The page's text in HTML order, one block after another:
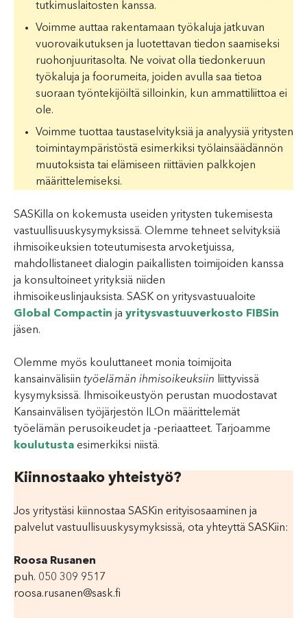
tutkimuslaitosten kanssa.
Voimme auttaa rakentamaan työkaluja jatkuvan
vuorovaikutuksen ja luotettavan tiedon saamiseksi
ruohonjuuritasolta. Ne voivat olla tiedonkeruun
työkaluja ja foorumeita, joiden avulla saa tietoa
suoraan työntekijöiltä silloinkin, kun ammattiliittoa ei
ole.
Voimme tuottaa taustaselvityksiä ja analyysiä yritysten
toimintaympäristöstä esimerkiksi työlainsäädännön
muutoksista tai elämiseen riittävien palkkojen
määrittelemiseksi.
SASKilla on kokemusta useiden yritysten tukemisesta
vastuullisuuskysymyksissä. Olemme tehneet selvityksiä
ihmisoikeuksien toteutumisesta arvoketjuissa,
mahdollistaneet dialogin paikallisten toimijoiden kanssa
ja konsultoineet yrityksiä niiden
ihmisoikeuslinjauksista. SASK on yritysvastuualoite
Global Compactin ja yritysvastuuverkosto FIBSin
jäsen.
Olemme myös kouluttaneet monia toimijoita
kansainvälisiin työelämän ihmisoikeuksiin liittyvissä
kysymyksissä. Ihmisoikeustyön perustan muodostavat
Kansainvälisen työjärjestön ILOn määrittelemät
työelämän perusoikeudet ja -periaatteet. Tarjoamme
koulutusta esimerkiksi niistä.
Kiinnostaako yhteistyö?
Jos yritystäsi kiinnostaa SASKin erityisosaaminen ja
palvelut vastuullisuuskysymyksissä, ota yhteyttä SASKiin:
Roosa Rusanen
puh. 050 309 9517
roosa.rusanen@sask.fi